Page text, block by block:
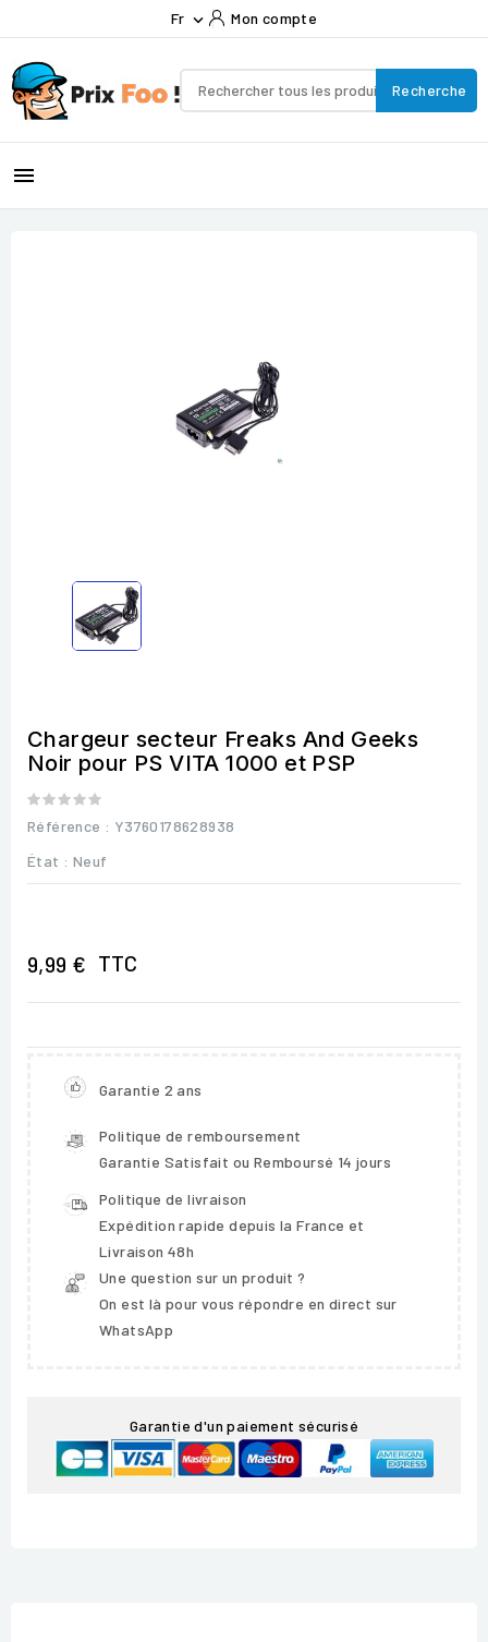
Fr  Mon compte
Recherche

Chargeur secteur Freaks And Geeks
Noir pour PS VITA 1000 et PSP
Référence : Y3760178628938
État : Neuf
9,99 € TTC
Garantie 2 ans
Politique de remboursement
Garantie Satisfait ou Remboursé 14 jours
Politique de livraison
Expédition rapide depuis la France et
Livraison 48h
Une question sur un produit ?
On est là pour vous répondre en direct sur
WhatsApp
Garantie d'un paiement sécurisé